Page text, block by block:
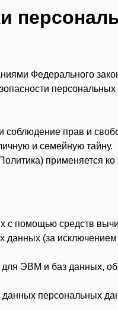
Федерального
прав и
и семейную тайну.
применяется
помощью средств
(за
ЭВМ и баз данных,
персональных